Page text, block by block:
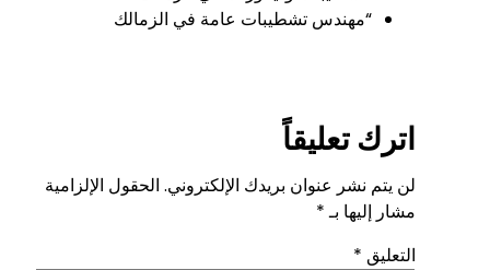
“مهندس تشطيبات عامة في الزمالك
اترك تعليقاً
لن يتم نشر عنوان بريدك الإلكتروني. الحقول الإلزامية
مشار إليها بـ*
التعليق *